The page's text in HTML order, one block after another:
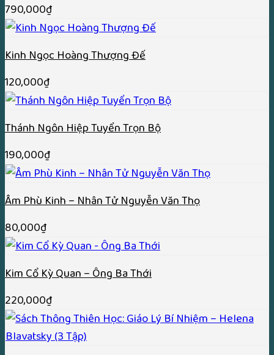
790,000₫
Kinh Ngọc Hoàng Thượng Đế
120,000₫
Thánh Ngôn Hiệp Tuyển Trọn Bộ
190,000₫
Âm Phù Kinh – Nhân Tử Nguyễn Văn Thọ
80,000₫
Kim Cổ Kỳ Quan – Ông Ba Thới
220,000₫